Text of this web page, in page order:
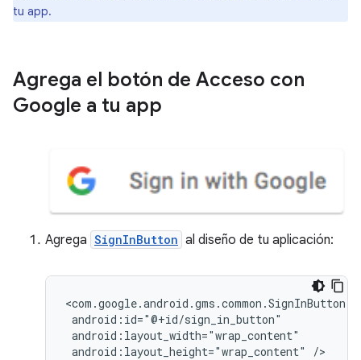
tu app.
Agrega el botón de Acceso con
Google a tu app
Agrega SignInButton al diseño de tu aplicación:
android:layout_height="wrap_content"